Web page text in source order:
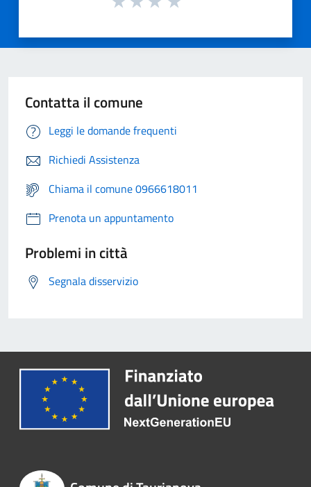
Contatta il comune
Leggi le domande frequenti
Richiedi Assistenza
Chiama il comune 0966618011
Prenota un appuntamento
Problemi in città
Segnala disservizio